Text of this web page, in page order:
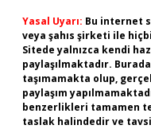
Yasal Uyarı: Bu internet
veya şahıs şirketi ile
Sitede yalnızca kendi
paylaşılmaktadır.
taşımamakta olup,
paylaşım
benzerlikleri tamamen
taslak halindedir ve